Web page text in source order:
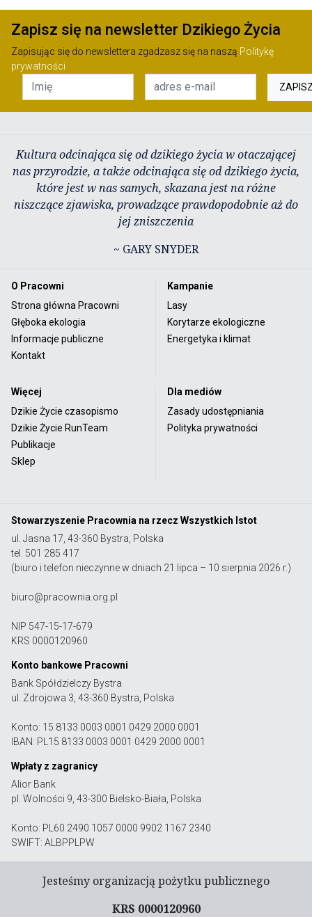
Zapisz się na newsletter Dzikiego Życia
Zapisując się do newslettera zgadzasz się na naszą Politykę
prywatności
Kultura odcinająca się od dzikiego życia w otaczającej
nas przyrodzie, a także odcinająca się od dzikiego życia,
które jest w nas samych, skazana jest na różne
niszczące zjawiska, prowadzące prawdopodobnie aż do
jej zniszczenia
~ GARY SNYDER
O Pracowni
Strona główna Pracowni
Głęboka ekologia
Informacje publiczne
Kontakt
Kampanie
Lasy
Korytarze ekologiczne
Energetyka i klimat
Więcej
Dzikie Życie czasopismo
Dzikie Życie RunTeam
Publikacje
Sklep
Dla mediów
Zasady udostępniania
Polityka prywatności
Stowarzyszenie Pracownia na rzecz Wszystkich Istot
ul. Jasna 17, 43-360 Bystra, Polska
tel. 501 285 417
(biuro i telefon nieczynne w dniach 21 lipca – 10 sierpnia 2026 r.)
biuro@pracownia.org.pl
NIP 547-15-17-679
KRS 0000120960
Konto bankowe Pracowni
Bank Spółdzielczy Bystra
ul. Zdrojowa 3, 43-360 Bystra, Polska
Konto: 15 8133 0003 0001 0429 2000 0001
IBAN: PL15 8133 0003 0001 0429 2000 0001
Wpłaty z zagranicy
Alior Bank
pl. Wolności 9, 43-300 Bielsko-Biała, Polska
Konto: PL60 2490 1057 0000 9902 1167 2340
SWIFT: ALBPPLPW
Jesteśmy organizacją pożytku publicznego
KRS 0000120960